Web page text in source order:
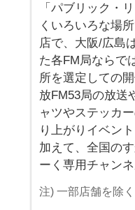
「パブリック・
くいろいろな場
店で、大阪/広島
た各FM局ならで
所を選定しての
放FM53局の放送
ャツやステッカ
り上がりイベン
加えて、全国の
ーく専用チャン
注) 一部店舗を除く